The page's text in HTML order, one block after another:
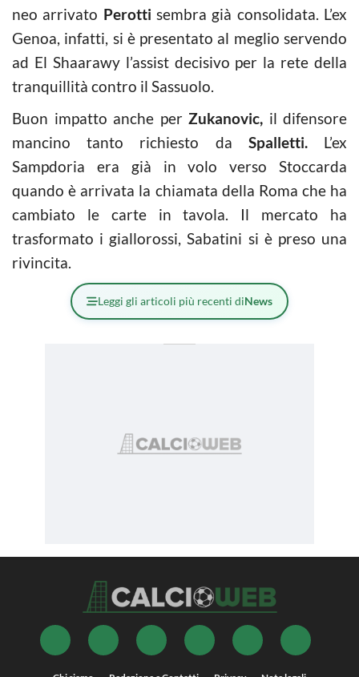
neo arrivato Perotti sembra già consolidata. L’ex
Genoa, infatti, si è presentato al meglio servendo
ad El Shaarawy l’assist decisivo per la rete della
tranquillità contro il Sassuolo.
Buon impatto anche per Zukanovic, il difensore
mancino tanto richiesto da Spalletti.L’ex
Sampdoria era già in volo verso Stoccarda
quando è arrivata la chiamata della Roma che ha
cambiato le carte in tavola. Il mercato ha
trasformato i giallorossi, Sabatini si è preso una
rivincita.
Leggi gli articoli più recenti diNews